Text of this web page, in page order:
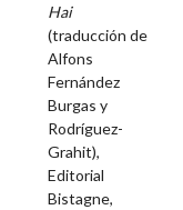
Hai
(traducción de
Alfons
Fernández
Burgas y
Rodríguez-
Grahit),
Editorial
Bistagne,